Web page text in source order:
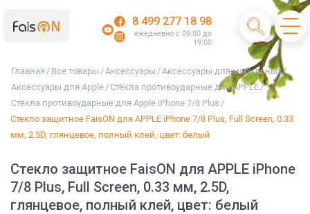
8 499 277 18 98
ежедневно с 09:00 до
19:00
Главная / Все товары / Аксессуары / Аксессуары для мобильных/
Аксессуары для Apple /Стёкла противоударные для APPLE/
Стёкла противоударные для Apple iPhone 7/8 Plus /
Стекло защитное FaisON для APPLE iPhone 7/8 Plus, Full Screen, 0.33
мм, 2.5D, глянцевое, полный клей, цвет: белый
Стекло защитное FaisON для APPLE iPhone
7/8 Plus, Full Screen, 0.33 мм, 2.5D,
глянцевое, полный клей, цвет: белый